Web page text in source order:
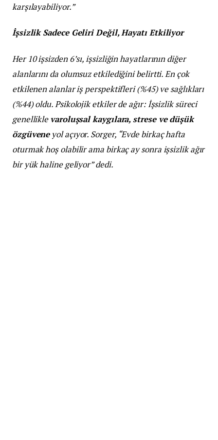
karşılayabiliyor.”
İşsizlik Sadece Geliri Değil, Hayatı Etkiliyor
Her 10 işsizden 6’sı, işsizliğin hayatlarının diğer
alanlarını da olumsuz etkilediğini belirtti. En çok
etkilenen alanlar iş perspektifleri (%45) ve sağlıkları
(%44) oldu. Psikolojik etkiler de ağır: İşsizlik süreci
genellikle varoluşsal kaygılara, strese ve düşük
özgüveneyol açıyor. Sorger, “Evde birkaç hafta
oturmak hoş olabilir ama birkaç ay sonra işsizlik ağır
bir yük haline geliyor” dedi.